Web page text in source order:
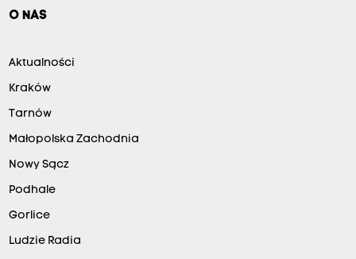
O NAS
Aktualności
Kraków
Tarnów
Małopolska Zachodnia
Nowy Sącz
Podhale
Gorlice
Ludzie Radia